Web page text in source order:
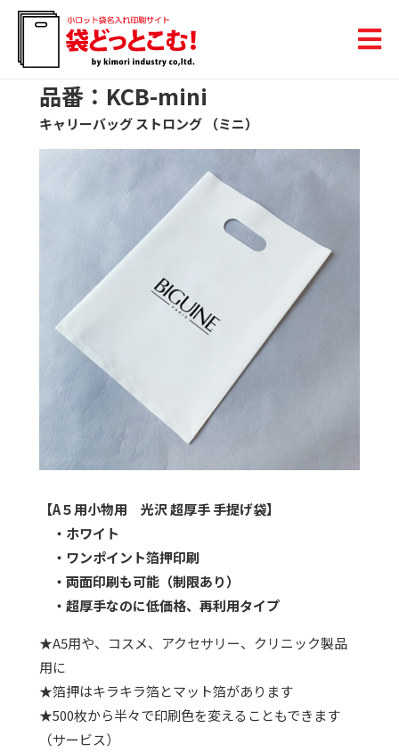
品番：KCB-mini
キャリーバッグ ストロング （ミニ）
【A５用小物用 光沢 超厚手 手提げ袋】
・ホワイト
・ワンポイント箔押印刷
・両面印刷も可能（制限あり）
・超厚手なのに低価格、再利用タイプ
★A5用や、コスメ、アクセサリー、クリニック製品
用に
★箔押はキラキラ箔とマット箔があります
★500枚から半々で印刷色を変えることもできます
（サービス）